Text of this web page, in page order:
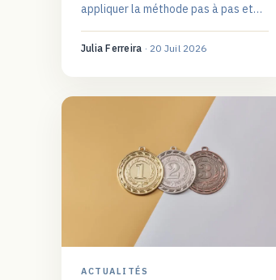
appliquer la méthode pas à pas et
des volumes : le guide pratique.
Julia Ferreira · 20 Juil 2026
ACTUALITÉS